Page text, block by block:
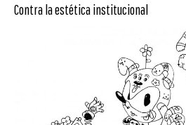
Contra la estética institucional